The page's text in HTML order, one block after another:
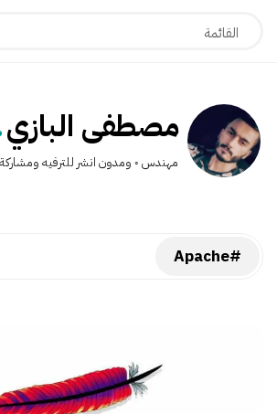
مصطفى البازي
مهندس ◦ ومدون انشر للترفيه
#Apache